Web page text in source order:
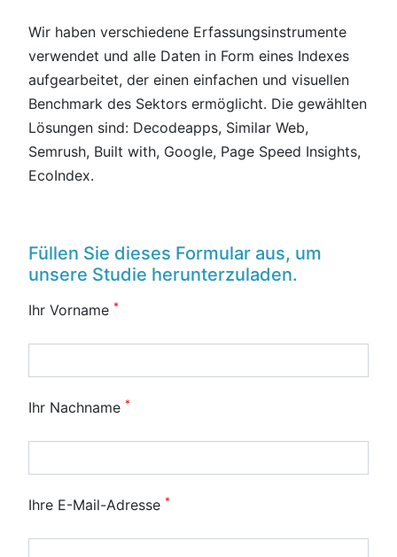
Wir haben verschiedene Erfassungsinstrumente
verwendet und alle Daten in Form eines Indexes
aufgearbeitet, der einen einfachen und visuellen
Benchmark des Sektors ermöglicht. Die gewählten
Lösungen sind: Decodeapps, Similar Web,
Semrush, Built with, Google, Page Speed Insights,
EcoIndex.
Füllen Sie dieses Formular aus, um
unsere Studie herunterzuladen.
Ihr Vorname *
Ihr Nachname *
Ihre E-Mail-Adresse *